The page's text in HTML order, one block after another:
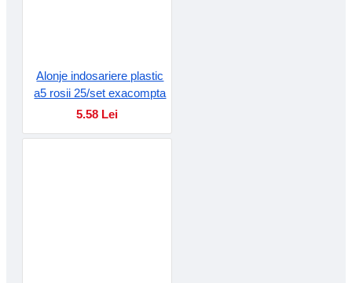
Alonje indosariere plastic
a5 rosii 25/set exacompta
5.58 Lei